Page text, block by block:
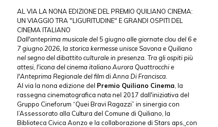
AL VIA LA NONA EDIZIONE DEL PREMIO QUILIANO CINEMA:
UN VIAGGIO TRA "LIGURITUDINE" E GRANDI OSPITI DEL
CINEMA ITALIANO
Dall'anteprima musicale del 5 giugno alle giornate clou del 6 e
7 giugno 2026, la storica kermesse unisce Savona e Quiliano
nel segno del dibattito culturale in presenza. Tra gli ospiti più
attesi, l'icona del cinema italiano Aurora Quattrocchi e
l'Anteprima Regionale del film di Anna Di Francisca.
Al via la nona edizione del Premio Quiliano Cinema , la
rassegna cinematografica nata nel 2017 dall'iniziativa del
Gruppo Cineforum “Quei Bravi Ragazzi” in sinergia con
l’Assessorato alla Cultura del Comune di Quiliano, la
Biblioteca Civica Aonzo e la collaborazione di Stars aps con